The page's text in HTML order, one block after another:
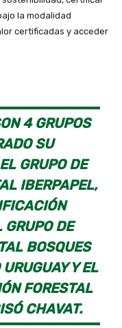
la modalidad
certificadas y acceder
4 GRUPOS
SU
GRUPO DE
IBERPAPEL,
DE
BOSQUES
Y EL
FORESTAL
CHAVAT.